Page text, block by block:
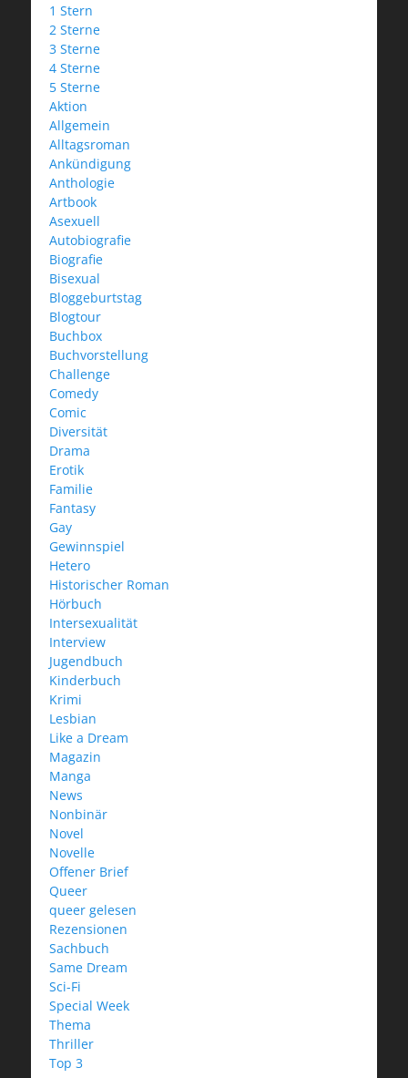
1 Stern
2 Sterne
3 Sterne
4 Sterne
5 Sterne
Aktion
Allgemein
Alltagsroman
Ankündigung
Anthologie
Artbook
Asexuell
Autobiografie
Biografie
Bisexual
Bloggeburtstag
Blogtour
Buchbox
Buchvorstellung
Challenge
Comedy
Comic
Diversität
Drama
Erotik
Familie
Fantasy
Gay
Gewinnspiel
Hetero
Historischer Roman
Hörbuch
Intersexualität
Interview
Jugendbuch
Kinderbuch
Krimi
Lesbian
Like a Dream
Magazin
Manga
News
Nonbinär
Novel
Novelle
Offener Brief
Queer
queer gelesen
Rezensionen
Sachbuch
Same Dream
Sci-Fi
Special Week
Thema
Thriller
Top 3